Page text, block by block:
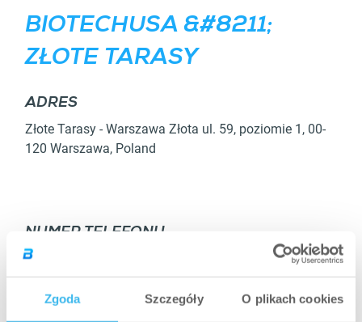
Zgoda Szczegóły O plikach cookies
BIOTECHUSA &#8211;
ZŁOTE TARASY
ADRES
Złote Tarasy - Warszawa Złota ul. 59, poziomie 1 , 00-
120 Warszawa, Poland
NUMER TELEFONU
+48 536 135 434
STRONIE INTERNETOWEJ